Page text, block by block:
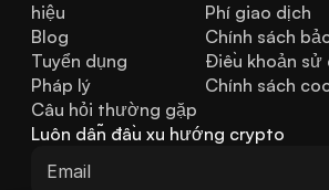
hiệu
Blog
Câu hỏi thường gặp
Pháp lý
Tuyển dụng
Phí giao dịch
Chính sách
Điều khoản sử
Chính sách
Luôn dẫn đầu xu hướng crypto